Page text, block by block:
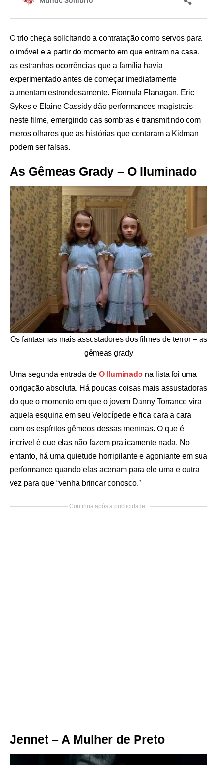
O trio chega solicitando a contratação como servos para
o imóvel e a partir do momento em que entram na casa,
as estranhas ocorrências que a família havia
experimentado antes de começar imediatamente
aumentam estrondosamente. Fionnula Flanagan, Eric
Sykes e Elaine Cassidy dão performances magistrais
neste filme, emergindo das sombras e transmitindo com
meros olhares que as histórias que contaram a Kidman
podem ser falsas.
As Gêmeas Grady – O Iluminado
Os fantasmas mais assustadores dos filmes de terror – as
gêmeas grady
Uma segunda entrada de O Iluminado na lista foi uma
obrigação absoluta. Há poucas coisas mais assustadoras
do que o momento em que o jovem Danny Torrance vira
aquela esquina em seu Velocípede e fica cara a cara
com os espíritos gêmeos dessas meninas. O que é
incrível é que elas não fazem praticamente nada. No
entanto, há uma quietude horripilante e agoniante em sua
performance quando elas acenam para ele uma e outra
vez para que “venha brincar conosco.”
Continua após a publicidade..
Jennet – A Mulher de Preto